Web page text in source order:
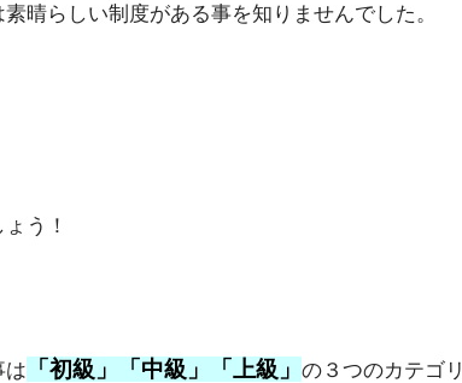
晴らしい制度がある事を知りませんでした。
う！
は 「初級」「中級」「上級」 の３つのカテゴリ